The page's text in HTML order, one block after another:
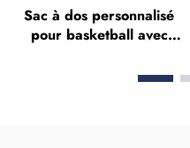
Sac à dos personnalisé
pour basketball avec
imperméable,